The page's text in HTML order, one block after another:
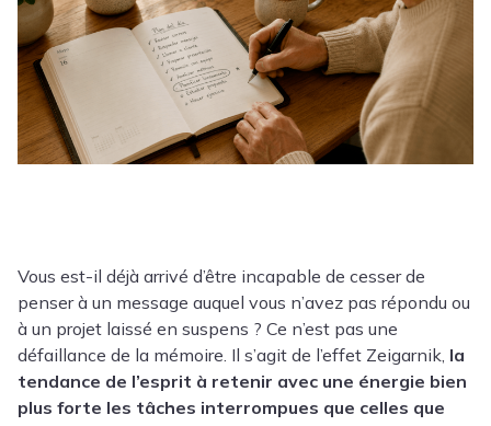
Vous est-il déjà arrivé d’être incapable de cesser de
penser à un message auquel vous n’avez pas répondu ou
à un projet laissé en suspens ? Ce n’est pas une
défaillance de la mémoire. Il s’agit de l’effet Zeigarnik, la
tendance de l’esprit à retenir avec une énergie bien
plus forte les tâches interrompues que celles que